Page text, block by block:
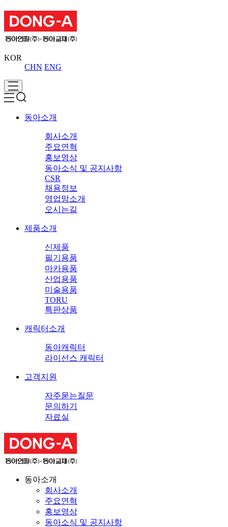
KOR
CHN ENG
동아소개
회사소개
주요연혁
홍보영상
동아소식 및 공지사항
CSR
채용정보
영업망소개
오시는길
제품소개
신제품
필기용품
마카용품
산업용품
미술용품
TORU
특판상품
캐릭터소개
동아캐릭터
라이선스 캐릭터
고객지원
자주묻는질문
문의하기
자료실
동아소개
회사소개
주요연혁
홍보영상
동아소식 및 공지사항